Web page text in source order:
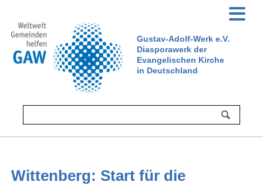
Gustav-Adolf-Werk e.V.
Diasporawerk der
Evangelischen Kirche
in Deutschland
Wittenberg: Start für die